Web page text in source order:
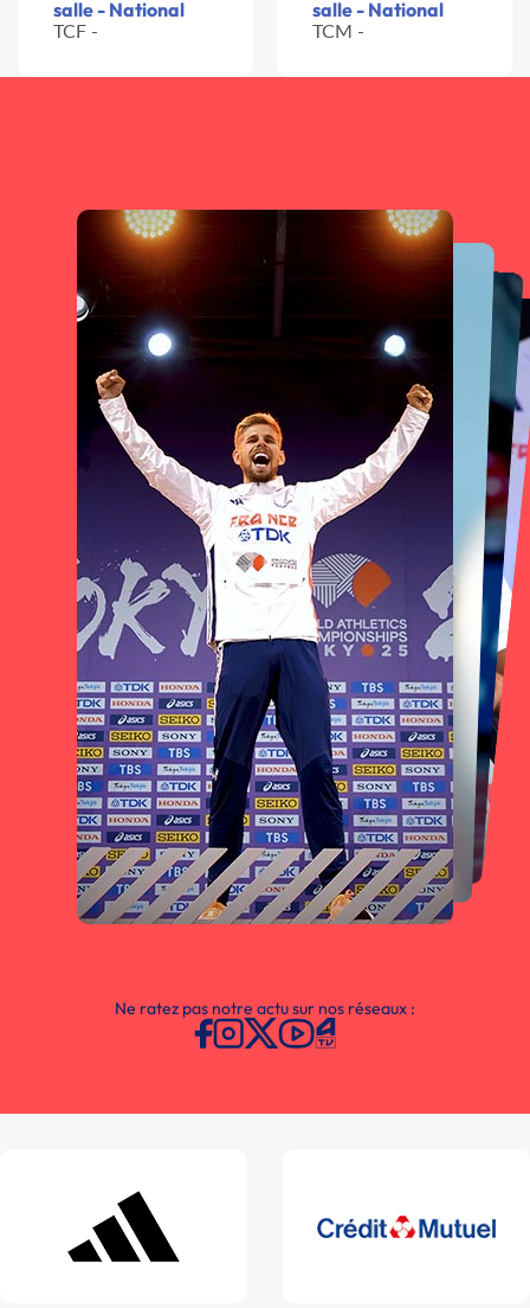
salle - National
TCF -
salle - National
TCM -
Ne ratez pas notre actu sur nos réseaux :